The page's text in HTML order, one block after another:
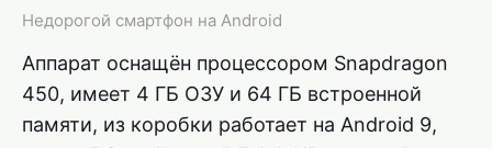
Недорогой смартфон на Android
Аппарат оснащён процессором Snapdragon
450, имеет 4 ГБ ОЗУ и 64 ГБ встроенной
памяти, из коробки работает на Android 9,